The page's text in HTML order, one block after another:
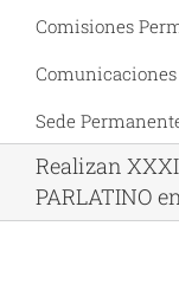
Comisiones
Sede
Realizan
PARLATINO